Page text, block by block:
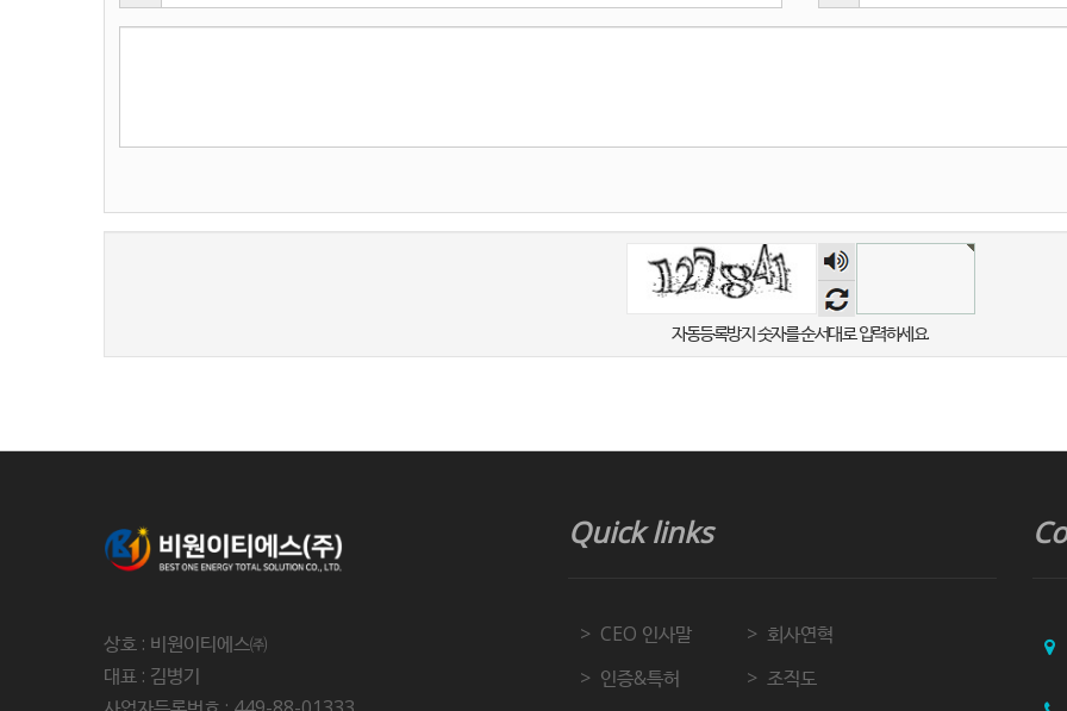
숫자
음성
듣기
자동등록방지 숫자를 순서대로 입력하세요.
상호 : 비원이티에스㈜
대표 : 김병기
Quick links
CEO 인사말
회사연혁
인증&특허
조직도